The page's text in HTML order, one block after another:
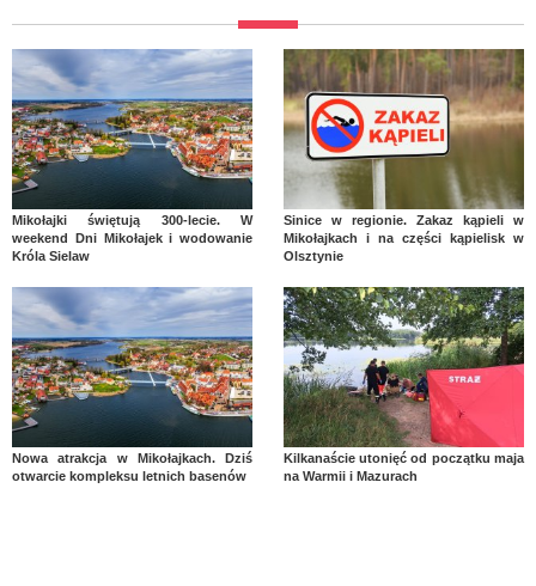
Mikołajki świętują 300-lecie. W
weekend Dni Mikołajek i wodowanie
Króla Sielaw
Sinice w regionie. Zakaz kąpieli w
Mikołajkach i na części kąpielisk w
Olsztynie
Nowa atrakcja w Mikołajkach. Dziś
otwarcie kompleksu letnich basenów
Kilkanaście utonięć od początku maja
na Warmii i Mazurach